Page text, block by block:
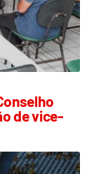
de vice-